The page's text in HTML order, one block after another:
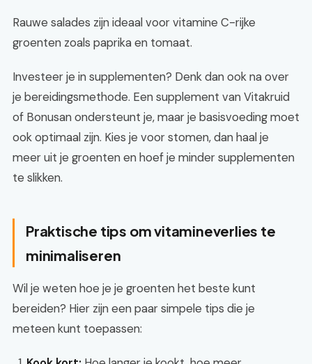
Rauwe salades zijn ideaal voor vitamine C-rijke
groenten zoals paprika en tomaat.
Investeer je in supplementen? Denk dan ook na over
je bereidingsmethode. Een supplement van Vitakruid
of Bonusan ondersteunt je, maar je basisvoeding moet
ook optimaal zijn. Kies je voor stomen, dan haal je
meer uit je groenten en hoef je minder supplementen
te slikken.
Praktische tips om vitamineverlies te
minimaliseren
Wil je weten hoe je je groenten het beste kunt
bereiden? Hier zijn een paar simpele tips die je
meteen kunt toepassen: